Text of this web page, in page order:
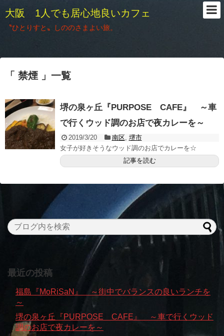
大阪 1人でも居心地良いカフェ
〝ひとりすと〟しののさまよい旅。
「 禁煙 」一覧
堺の泉ヶ丘『PURPOSE CAFE』 ～車
で行くウッド調のお店で夜カレーを～
2019/3/20 南区, 堺市
女子が好きそうなウッド調のお店でカレーを☆
記事を読む
最近の投稿
福島『MoRiSaN』 ～街中でバランスの良いランチを
～
堺の泉ヶ丘『PURPOSE CAFE』 ～車で行くウッド
調のお店で夜カレーを～